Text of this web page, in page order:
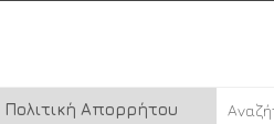
Πολιτική Απορρήτου